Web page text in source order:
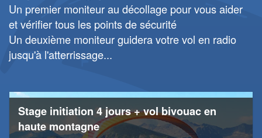
Un premier moniteur au décollage pour vous aider
et vérifier tous les points de sécurité
Un deuxième moniteur guidera votre vol en radio
jusqu'à l'atterrissage...
Stage initiation 4 jours + vol bivouac en
haute montagne